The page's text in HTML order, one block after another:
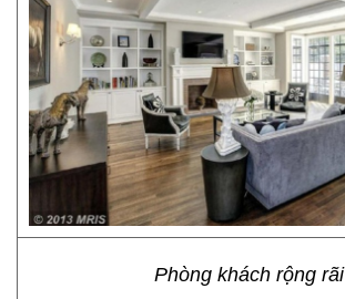
Phòng khách rộng rãi